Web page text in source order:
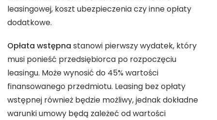
leasingowej, koszt ubezpieczenia czy inne opłaty
dodatkowe.
Opłata wstępna stanowi pierwszy wydatek, który
musi ponieść przedsiębiorca po rozpoczęciu
leasingu. Może wynosić do 45% wartości
finansowanego przedmiotu. Leasing bez opłaty
wstępnej również będzie możliwy, jednak dokładne
warunki umowy będą zależeć od wartości